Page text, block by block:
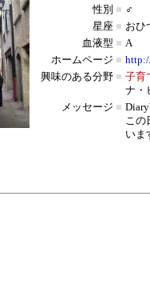
性別 ■ ♂
星座 ■ おひ
血液型 ■ A
ホームページ ■
興味のある分野 ■ 子育
ナ・
メッセージ ■
この
いま